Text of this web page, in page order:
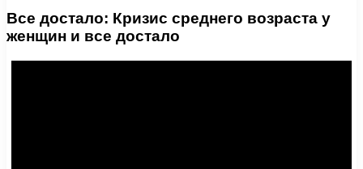
Все достало: Кризис среднего возраста у
женщин и все достало